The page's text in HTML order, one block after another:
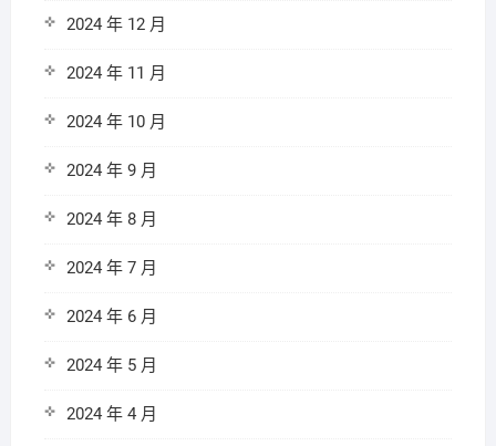
2024 年 12 月
2024 年 11 月
2024 年 10 月
2024 年 9 月
2024 年 8 月
2024 年 7 月
2024 年 6 月
2024 年 5 月
2024 年 4 月